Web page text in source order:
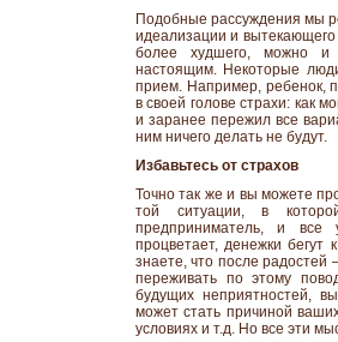
Подобные рассуждения мы
идеализации и
более худшего, можно и
настоящим. Некоторые
прием. Например, ребенок,
в своей голове страхи: как
и заранее пережил все
ним ничего делать не будут.
Избавьтесь от страхов
Точно так же и вы можете
той ситуации, в
предприниматель, и все
процветает, денежки
знаете, что после
переживать по этому
будущих неприятностей,
может стать причиной
условиях и т.д. Но все эти